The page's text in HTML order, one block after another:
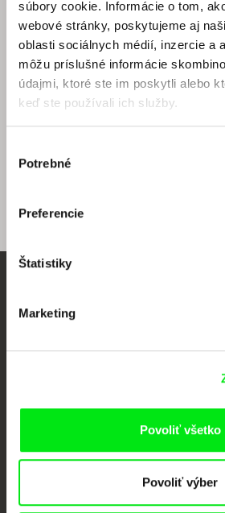
súbory cookie. Informácie o tom,
webové stránky, poskytujeme aj
oblasti sociálnych médií, inzercie a
môžu príslušné informácie
údajmi, ktoré ste im poskytli alebo
keď ste používali ich služby.
súhlasu
Potrebné
Preferencie
Štatistiky
Marketing
Povoliť všetko
Povoliť výber
Z archívu živého vysielania
Portál DAFilms vznikol vďaka tvorivej